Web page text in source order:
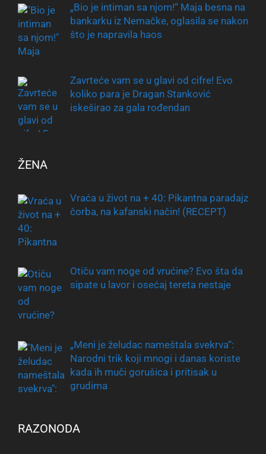
„Bio je intiman sa njom!“ Maja besna na
bankarku iz Nemačke, oglasila se nakon
što je napravila haos
Zavrteće vam se u glavi od cifre! Evo
koliko para je Dragan Stanković
iskeširao za gala rođendan
ŽENA
Vraća u život na + 40: Pikantna paradajz
čorba, na kafanski način! (RECEPT)
Otiču vam noge od vrućine? Evo šta da
sipate u lavor i osećaj tereta nestaje
„Meni je želudac nameštala svekrva“:
Narodni trik koji mnogi i danas koriste
kada ih muči gorušica i pritisak u
grudima
RAZONODA